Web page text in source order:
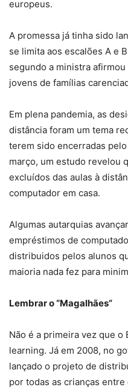
europeus.
A promessa já tinha sido
se limita aos escalões A e
segundo a ministra
jovens de famílias
Em plena pandemia, as
distância foram um tema
terem sido encerradas
março, um estudo revelou
excluídos das aulas à
computador em casa.
Algumas autarquias
empréstimos de
distribuidos pelos alunos
maioria nada fez para
Lembrar o “Magalhães”
Não é a primeira vez que
learning. Já em 2008, no
lançado o projeto de
por todas as crianças